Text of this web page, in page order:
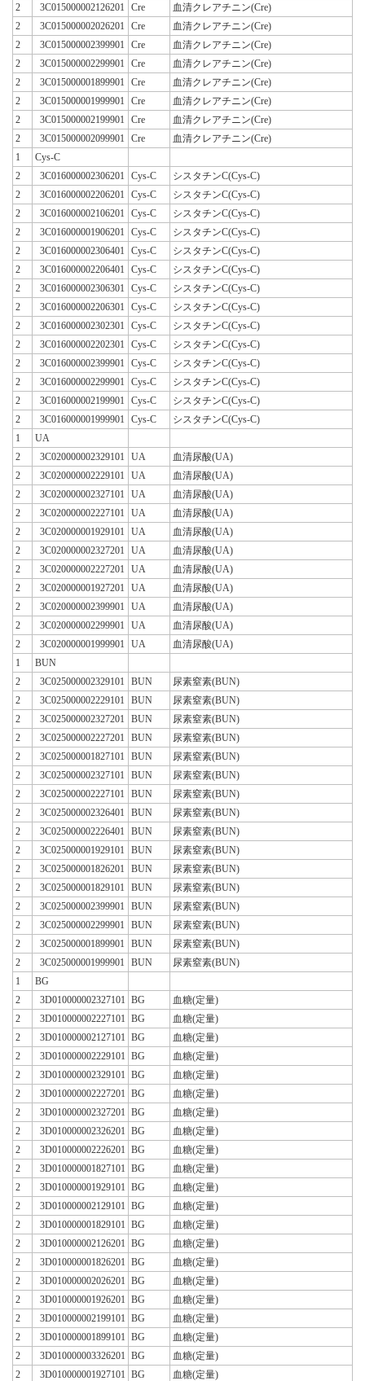
2
3C015000002126201 Cre
血清クレアチニン(Cre)
2
3C015000002026201 Cre
血清クレアチニン(Cre)
2
3C015000002399901 Cre
血清クレアチニン(Cre)
2
3C015000002299901 Cre
血清クレアチニン(Cre)
2
3C015000001899901 Cre
血清クレアチニン(Cre)
2
3C015000001999901 Cre
血清クレアチニン(Cre)
2
3C015000002199901 Cre
血清クレアチニン(Cre)
2
3C015000002099901 Cre
血清クレアチニン(Cre)
1
Cys-C
2
3C016000002306201 Cys-C
シスタチンC(Cys-C)
2
3C016000002206201 Cys-C
シスタチンC(Cys-C)
2
3C016000002106201 Cys-C
シスタチンC(Cys-C)
2
3C016000001906201 Cys-C
シスタチンC(Cys-C)
2
3C016000002306401 Cys-C
シスタチンC(Cys-C)
2
3C016000002206401 Cys-C
シスタチンC(Cys-C)
2
3C016000002306301 Cys-C
シスタチンC(Cys-C)
2
3C016000002206301 Cys-C
シスタチンC(Cys-C)
2
3C016000002302301 Cys-C
シスタチンC(Cys-C)
2
3C016000002202301 Cys-C
シスタチンC(Cys-C)
2
3C016000002399901 Cys-C
シスタチンC(Cys-C)
2
3C016000002299901 Cys-C
シスタチンC(Cys-C)
2
3C016000002199901 Cys-C
シスタチンC(Cys-C)
2
3C016000001999901 Cys-C
シスタチンC(Cys-C)
1
UA
2
3C020000002329101 UA
血清尿酸(UA)
2
3C020000002229101 UA
血清尿酸(UA)
2
3C020000002327101 UA
血清尿酸(UA)
2
3C020000002227101 UA
血清尿酸(UA)
2
3C020000001929101 UA
血清尿酸(UA)
2
3C020000002327201 UA
血清尿酸(UA)
2
3C020000002227201 UA
血清尿酸(UA)
2
3C020000001927201 UA
血清尿酸(UA)
2
3C020000002399901 UA
血清尿酸(UA)
2
3C020000002299901 UA
血清尿酸(UA)
2
3C020000001999901 UA
血清尿酸(UA)
1
BUN
2
3C025000002329101 BUN
尿素窒素(BUN)
2
3C025000002229101 BUN
尿素窒素(BUN)
2
3C025000002327201 BUN
尿素窒素(BUN)
2
3C025000002227201 BUN
尿素窒素(BUN)
2
3C025000001827101 BUN
尿素窒素(BUN)
2
3C025000002327101 BUN
尿素窒素(BUN)
2
3C025000002227101 BUN
尿素窒素(BUN)
2
3C025000002326401 BUN
尿素窒素(BUN)
2
3C025000002226401 BUN
尿素窒素(BUN)
2
3C025000001929101 BUN
尿素窒素(BUN)
2
3C025000001826201 BUN
尿素窒素(BUN)
2
3C025000001829101 BUN
尿素窒素(BUN)
2
3C025000002399901 BUN
尿素窒素(BUN)
2
3C025000002299901 BUN
尿素窒素(BUN)
2
3C025000001899901 BUN
尿素窒素(BUN)
2
3C025000001999901 BUN
尿素窒素(BUN)
1
BG
2
3D010000002327101 BG
血糖(定量)
2
3D010000002227101 BG
血糖(定量)
2
3D010000002127101 BG
血糖(定量)
2
3D010000002229101 BG
血糖(定量)
2
3D010000002329101 BG
血糖(定量)
2
3D010000002227201 BG
血糖(定量)
2
3D010000002327201 BG
血糖(定量)
2
3D010000002326201 BG
血糖(定量)
2
3D010000002226201 BG
血糖(定量)
2
3D010000001827101 BG
血糖(定量)
2
3D010000001929101 BG
血糖(定量)
2
3D010000002129101 BG
血糖(定量)
2
3D010000001829101 BG
血糖(定量)
2
3D010000002126201 BG
血糖(定量)
2
3D010000001826201 BG
血糖(定量)
2
3D010000002026201 BG
血糖(定量)
2
3D010000001926201 BG
血糖(定量)
2
3D010000002199101 BG
血糖(定量)
2
3D010000001899101 BG
血糖(定量)
2
3D010000003326201 BG
血糖(定量)
2
3D010000001927101 BG 血糖(定量)